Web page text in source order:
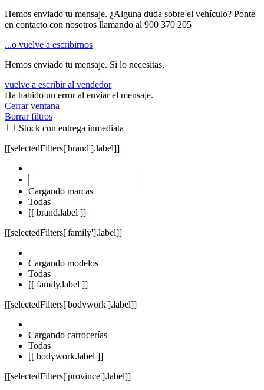
Hemos enviado tu mensaje. ¿Alguna duda sobre el vehículo? Ponte
en contacto con nosotros llamando al 900 370 205
...o vuelve a escribirnos
Hemos enviado tu mensaje. Si lo necesitas,
vuelve a escribir al vendedor
Ha habido un error al enviar el mensaje.
Cerrar ventana
Borrar filtros
Stock con entrega inmediata
[[selectedFilters['brand'].label]]
Cargando marcas
Todas
[[ brand.label ]]
[[selectedFilters['family'].label]]
Cargando modelos
Todas
[[ family.label ]]
[[selectedFilters['bodywork'].label]]
Cargando carrocerías
Todas
[[ bodywork.label ]]
[[selectedFilters['province'].label]]